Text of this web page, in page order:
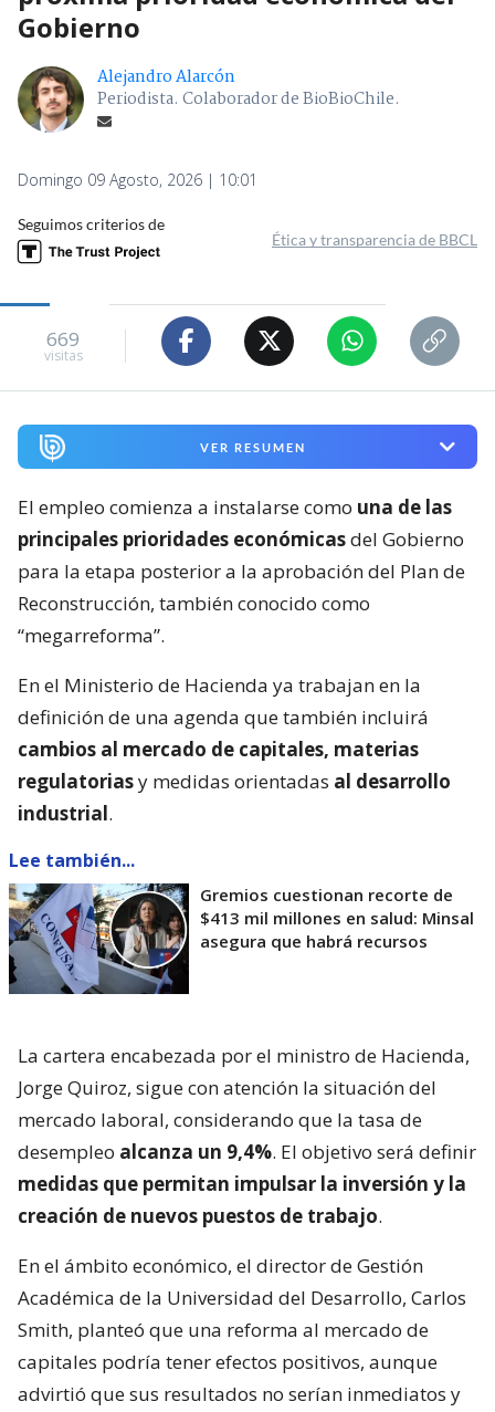
Gobierno
Alejandro Alarcón
Periodista. Colaborador de BioBioChile.
Domingo 09 Agosto, 2026 | 10:01
Seguimos criterios de
Ética y transparencia de BBCL
669
visitas
VER RESUMEN
El empleo comienza a instalarse como una de las
principales prioridades económicasdel Gobierno
para la etapa posterior a la aprobación del Plan de
Reconstrucción, también conocido como
“megarreforma”.
En el Ministerio de Hacienda ya trabajan en la
definición de una agenda que también incluirá
cambios al mercado de capitales, materias
regulatoriasy medidas orientadas al desarrollo
industrial.
Lee también...
Gremios cuestionan recorte de
$413 mil millones en salud: Minsal
asegura que habrá recursos
La cartera encabezada por el ministro de Hacienda,
Jorge Quiroz, sigue con atención la situación del
mercado laboral, considerando que la tasa de
desempleo alcanza un 9,4%. El objetivo será definir
medidas que permitan impulsar la inversión y la
creación de nuevos puestos de trabajo.
En el ámbito económico, el director de Gestión
Académica de la Universidad del Desarrollo, Carlos
Smith, planteó que una reforma al mercado de
capitales podría tener efectos positivos, aunque
advirtió que sus resultados no serían inmediatos y